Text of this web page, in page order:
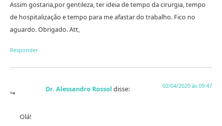
Assim gostaria,por gentileza, ter ideia de tempo da cirurgia, tempo
de hospitalização e tempo para me afastar do trabalho. Fico no
aguardo. Obrigado. Att,
Responder
Dr. Alessandro Rossol disse: 02/04/2020 às 09:47
Olá!